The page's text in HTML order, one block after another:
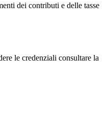
dei contributi e delle tasse
le credenziali consultare la